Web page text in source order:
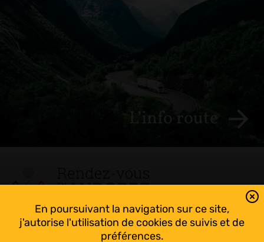
En poursuivant la navigation sur ce site,
j'autorise l'utilisation de cookies de suivis et de
préférences.
L’info route
Tout suivre sur l’Andorre!
Facebook